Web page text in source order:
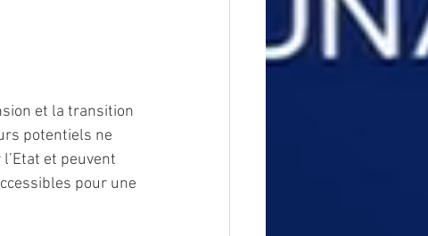
et la transition
potentiels ne
et peuvent
pour une